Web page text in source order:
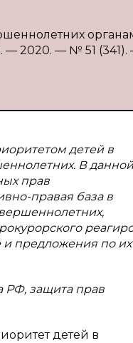
— 2020. — № 51 (341).
детей в
В данной
прав
правая база в
и предложения по их
РФ, защита прав
детей в